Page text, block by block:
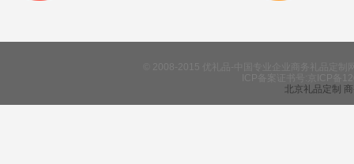
北京礼品定制